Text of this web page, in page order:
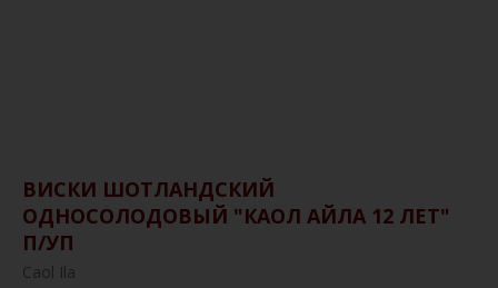
ВИСКИ ШОТЛАНДСКИЙ
ОДНОСОЛОДОВЫЙ "КАОЛ АЙЛА 12 ЛЕТ"
П/УП
Caol Ila